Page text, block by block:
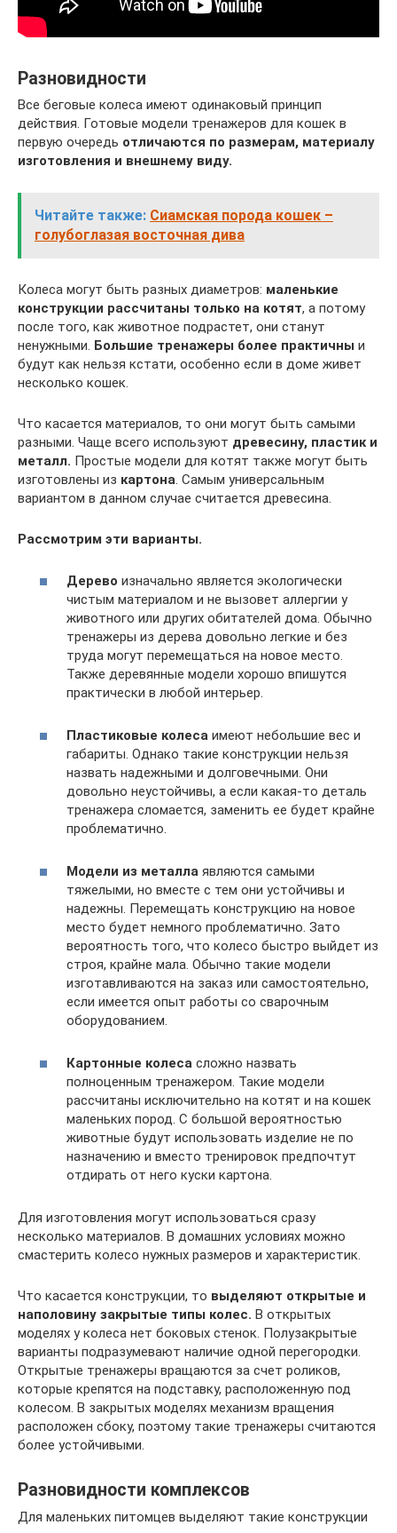
Разновидности
Все беговые колеса имеют одинаковый принцип
действия. Готовые модели тренажеров для кошек в
первую очередь отличаются по размерам, материалу
изготовления и внешнему виду.
Читайте также: Сиамская порода кошек –
голубоглазая восточная дива
Колеса могут быть разных диаметров: маленькие
конструкции рассчитаны только на котят, а потому
после того, как животное подрастет, они станут
ненужными. Большие тренажеры более практичны и
будут как нельзя кстати, особенно если в доме живет
несколько кошек.
Что касается материалов, то они могут быть самыми
разными. Чаще всего используют древесину, пластик и
металл. Простые модели для котят также могут быть
изготовлены из картона. Самым универсальным
вариантом в данном случае считается древесина.
Рассмотрим эти варианты.
Дерево изначально является экологически
чистым материалом и не вызовет аллергии у
животного или других обитателей дома. Обычно
тренажеры из дерева довольно легкие и без
труда могут перемещаться на новое место.
Также деревянные модели хорошо впишутся
практически в любой интерьер.
Пластиковые колеса имеют небольшие вес и
габариты. Однако такие конструкции нельзя
назвать надежными и долговечными. Они
довольно неустойчивы, а если какая-то деталь
тренажера сломается, заменить ее будет крайне
проблематично.
Модели из металла являются самыми
тяжелыми, но вместе с тем они устойчивы и
надежны. Перемещать конструкцию на новое
место будет немного проблематично. Зато
вероятность того, что колесо быстро выйдет из
строя, крайне мала. Обычно такие модели
изготавливаются на заказ или самостоятельно,
если имеется опыт работы со сварочным
оборудованием.
Картонные колеса сложно назвать
полноценным тренажером. Такие модели
рассчитаны исключительно на котят и на кошек
маленьких пород. С большой вероятностью
животные будут использовать изделие не по
назначению и вместо тренировок предпочтут
отдирать от него куски картона.
Для изготовления могут использоваться сразу
несколько материалов. В домашних условиях можно
смастерить колесо нужных размеров и характеристик.
Что касается конструкции, то выделяют открытые и
наполовину закрытые типы колес. В открытых
моделях у колеса нет боковых стенок. Полузакрытые
варианты подразумевают наличие одной перегородки.
Открытые тренажеры вращаются за счет роликов,
которые крепятся на подставку, расположенную под
колесом. В закрытых моделях механизм вращения
расположен сбоку, поэтому такие тренажеры считаются
более устойчивыми.
Разновидности комплексов
Для маленьких питомцев выделяют такие конструкции